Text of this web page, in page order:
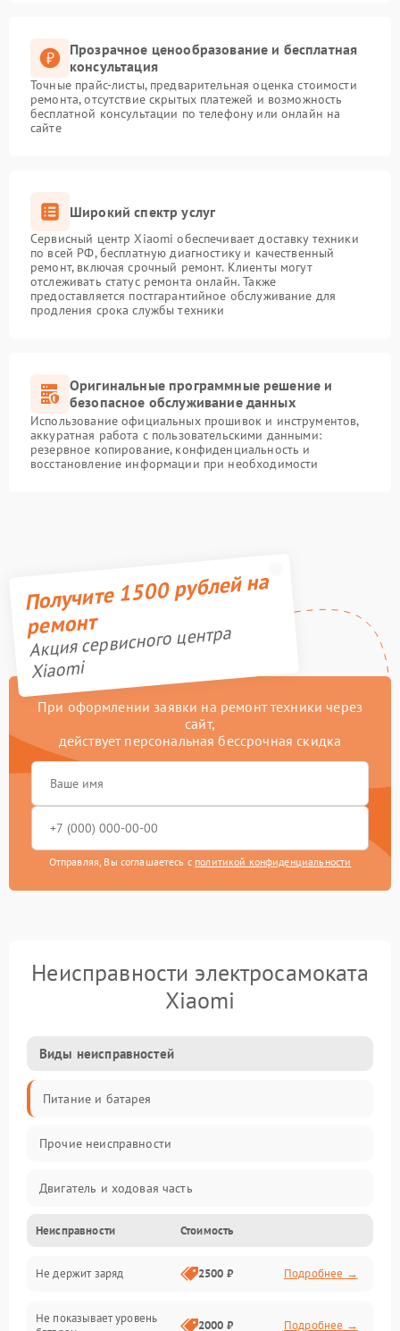
Прозрачное ценообразование и бесплатная
консультация
Точные прайс-листы, предварительная оценка стоимости
ремонта, отсутствие скрытых платежей и возможность
бесплатной консультации по телефону или онлайн на
сайте
Широкий спектр услуг
Сервисный центр Xiaomi обеспечивает доставку техники
по всей РФ, бесплатную диагностику и качественный
ремонт, включая срочный ремонт. Клиенты могут
отслеживать статус ремонта онлайн. Также
предоставляется постгарантийное обслуживание для
продления срока службы техники
Оригинальные программные решение и
безопасное обслуживание данных
Использование официальных прошивок и инструментов,
аккуратная работа с пользовательскими данными:
резервное копирование, конфиденциальность и
восстановление информации при необходимости
Получите 1500 рублей на
ремонт
Акция сервисного центра
Xiaomi
При оформлении заявки на ремонт техники через
сайт,
действует персональная бессрочная скидка
Отправляя, Вы соглашаетесь с политикой конфиденциальности
Неисправности электросамоката
Xiaomi
Виды неисправностей
Питание и батарея
Прочие неисправности
Двигатель и ходовая часть
Тормоза и безопасность
Подвеска и колеса
Электроника и управление
Неисправности Стоимость
Не держит заряд 2500 ₽ Подробнее →
Не показывает уровень
2000 ₽ Подробнее →